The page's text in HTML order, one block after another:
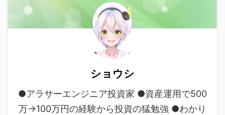
ショウシ
●アラサーエンジニア投資家 ●資産運用で500
万→100万円の経験から投資の猛勉強 ●わかり